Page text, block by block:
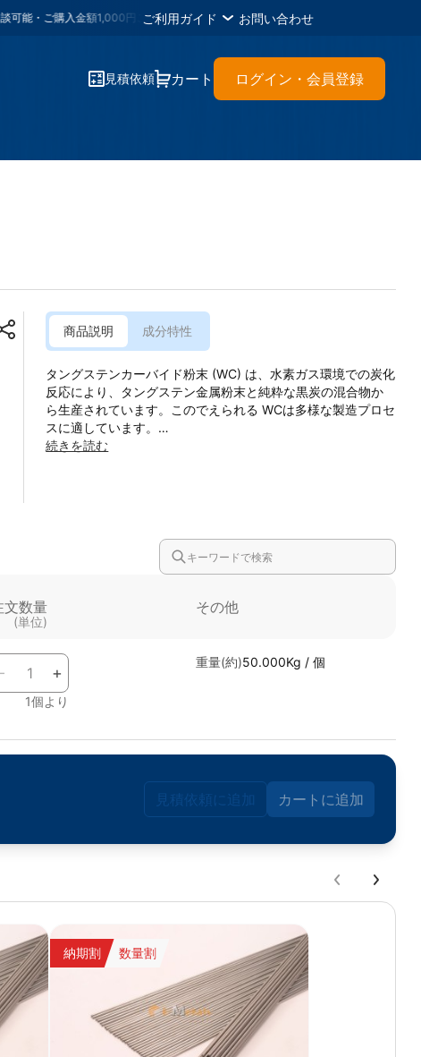
購入金額1,000円ごとに1メタルポイント ・各種書類のＤＬが可能・材料に困ったら
ご利用ガイド お問い合わせ
見積依頼 カート ログイン・会員登録
商品説明 成分特性
タングステンカーバイド粉末 (WC) は、水素ガス環境での炭化
反応により、タングステン金属粉末と純粋な黒炭の混合物か
ら生産されています。このでえられる WCは多様な製造プロセ
スに適しています。
用途：超硬合金工具、摩耗部品、ロール＆ダイ、ダイヤモン
続きを読む
文数量
(単位)
その他
- +
1個より
重量(約)50.000Kg / 個
見積依頼に追加 カートに追加
納期割 数量割